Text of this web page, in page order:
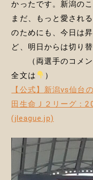
かったです。新潟の
まだ、もっと愛され
のためにも、今日は
ど、明日からは切り
（両選手のコメン
全文は
）
【公式】新潟vs仙台
田生命Ｊ２リーグ：
(jleague.jp)